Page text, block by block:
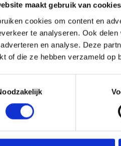
maakt gebruik van cookies
cookies om content en
te analyseren. Ook
en analyse. Deze
of die ze hebben verzameld op
websites om
meer te bieden